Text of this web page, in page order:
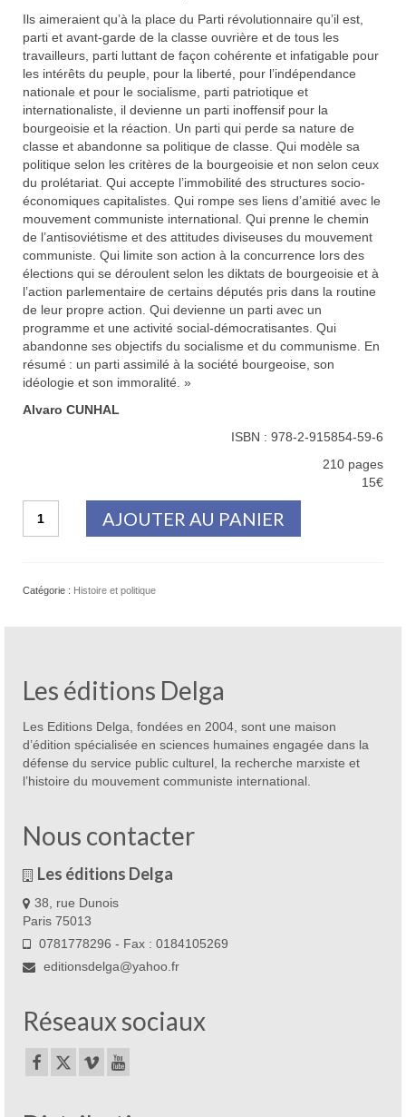
Ils aimeraient qu’à la place du Parti révolutionnaire qu’il est,
parti et avant-garde de la classe ouvrière et de tous les
travailleurs, parti luttant de façon cohérente et infatigable pour
les intérêts du peuple, pour la liberté, pour l’indépendance
nationale et pour le socialisme, parti patriotique et
internationaliste, il devienne un parti inoffensif pour la
bourgeoisie et la réaction. Un parti qui perde sa nature de
classe et abandonne sa politique de classe. Qui modèle sa
politique selon les critères de la bourgeoisie et non selon ceux
du prolétariat. Qui accepte l’immobilité des structures socio-
économiques capitalistes. Qui rompe ses liens d’amitié avec le
mouvement communiste international. Qui prenne le chemin
de l’antisoviétisme et des attitudes diviseuses du mouvement
communiste. Qui limite son action à la concurrence lors des
élections qui se déroulent selon les diktats de bourgeoisie et à
l’action parlementaire de certains députés pris dans la routine
de leur propre action. Qui devienne un parti avec un
programme et une activité social-démocratisantes. Qui
abandonne ses objectifs du socialisme et du communisme. En
résumé : un parti assimilé à la société bourgeoise, son
idéologie et son immoralité. »
Alvaro CUNHAL
ISBN : 978-2-915854-59-6
210 pages
15€
toute
AJOUTER AU PANIER
Catégorie : Histoire et politique
Les éditions Delga
Les Editions Delga, fondées en 2004, sont une maison
d’édition spécialisée en sciences humaines engagée dans la
défense du service public culturel, la recherche marxiste et
l’histoire du mouvement communiste international.
Nous contacter
Les éditions Delga
38, rue Dunois
Paris 75013
0781778296 - Fax : 0184105269
editionsdelga@yahoo.fr
Réseaux sociaux